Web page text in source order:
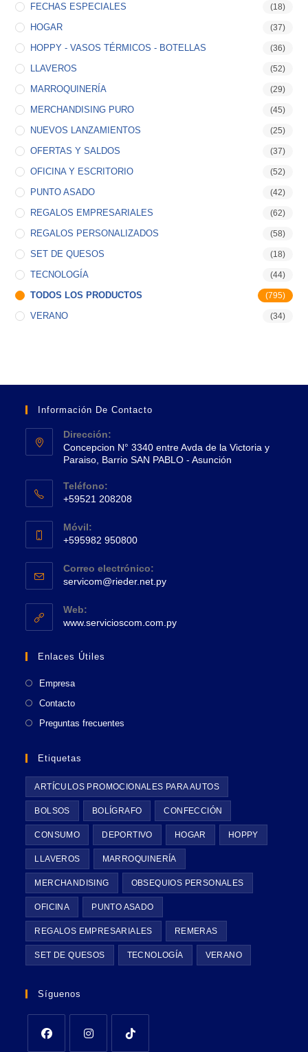
FECHAS ESPECIALES (18)
HOGAR (37)
HOPPY - VASOS TÉRMICOS - BOTELLAS (36)
LLAVEROS (52)
MARROQUINERÍA (29)
MERCHANDISING PURO (45)
NUEVOS LANZAMIENTOS (25)
OFERTAS Y SALDOS (37)
OFICINA Y ESCRITORIO (52)
PUNTO ASADO (42)
REGALOS EMPRESARIALES (62)
REGALOS PERSONALIZADOS (58)
SET DE QUESOS (18)
TECNOLOGÍA (44)
TODOS LOS PRODUCTOS (795)
VERANO (34)
Información De Contacto
Dirección:
Concepcion N° 3340 entre Avda de la Victoria y
Paraiso, Barrio SAN PABLO - Asunción
abre
una
nueva
Teléfono:
+59521 208208
abre
en
tu
aplicación
Móvil:
+595982 950800
abre
en
tu
aplicación
Correo electrónico:
servicom@rieder.net.pySe
aplicación
Web:
www.servicioscom.com.pySe
Enlaces Útiles
Empresa
Contacto
Preguntas frecuentes
Etiquetas
ARTÍCULOS PROMOCIONALES PARA AUTOS
BOLSOS BOLÍGRAFO CONFECCIÓN
CONSUMO DEPORTIVO HOGAR HOPPY
LLAVEROS MARROQUINERÍA
MERCHANDISING OBSEQUIOS PERSONALES
OFICINA PUNTO ASADO
REGALOS EMPRESARIALES REMERAS
SET DE QUESOS TECNOLOGÍA VERANO
Síguenos